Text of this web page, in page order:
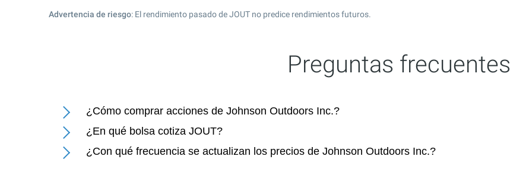
Advertencia de riesgo: El rendimiento pasado de JOUT no predice rendimientos futuros.
Preguntas frecuentes
¿Cómo comprar acciones de Johnson Outdoors Inc.?
¿En qué bolsa cotiza JOUT?
¿Con qué frecuencia se actualizan los precios de Johnson Outdoors Inc.?